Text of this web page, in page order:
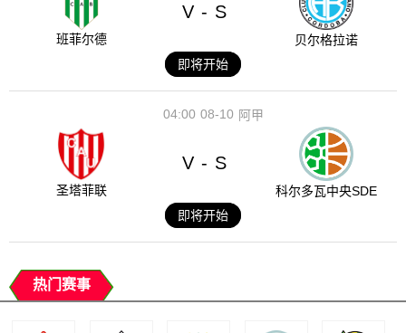
班菲尔德
V - S
贝尔格拉诺
即将开始
08-10
04:00 阿甲
圣塔菲联
V - S
科尔多瓦中央SDE
即将开始
热门赛事